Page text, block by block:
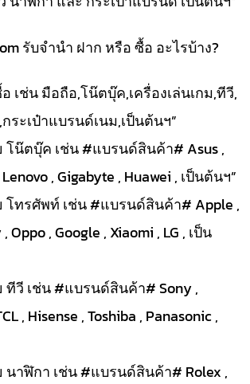
รับจำนำ ฝาก หรือ ซื้อ อะไรบ้าง?
เช่น มือถือ,โน๊ตบุ๊ค,เครื่องเล่นเกม,ทีวี,
ระเป๋าแบรนด์เนม,เป็นต้นฯ”
โน๊ตบุ๊ค เช่น #แบรนด์สินค้า# Asus ,
, Gigabyte , Huawei , เป็นต้นฯ”
โทรศัพท์ เช่น #แบรนด์สินค้า# Apple ,
Oppo , Google , Xiaomi , LG , เป็น
ทีวี เช่น #แบรนด์สินค้า# Sony ,
, Hisense , Toshiba , Panasonic ,
นาฬิกา เช่น #แบรนด์สินค้า# Rolex ,